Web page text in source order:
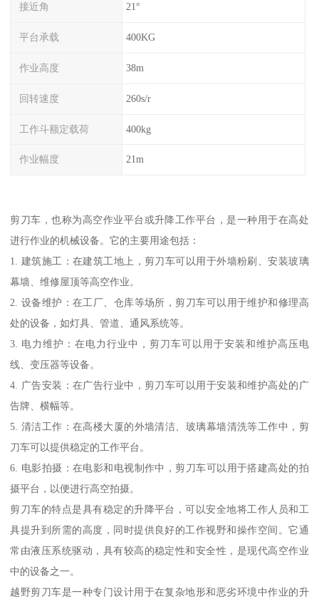
接近角 21°
平台承载 400KG
作业高度 38m
回转速度 260s/r
工作斗额定载荷 400kg
作业幅度 21m
剪刀车，也称为高空作业平台或升降工作平台，是一种用于在高处
进行作业的机械设备。它的主要用途包括：
1. 建筑施工：在建筑工地上，剪刀车可以用于外墙粉刷、安装玻璃
幕墙、维修屋顶等高空作业。
2. 设备维护：在工厂、仓库等场所，剪刀车可以用于维护和修理高
处的设备，如灯具、管道、通风系统等。
3. 电力维护：在电力行业中，剪刀车可以用于安装和维护高压电
线、变压器等设备。
4. 广告安装：在广告行业中，剪刀车可以用于安装和维护高处的广
告牌、横幅等。
5. 清洁工作：在高楼大厦的外墙清洁、玻璃幕墙清洗等工作中，剪
刀车可以提供稳定的工作平台。
6. 电影拍摄：在电影和电视制作中，剪刀车可以用于搭建高处的拍
摄平台，以便进行高空拍摄。
剪刀车的特点是具有稳定的升降平台，可以安全地将工作人员和工
具提升到所需的高度，同时提供良好的工作视野和操作空间。它通
常由液压系统驱动，具有较高的稳定性和安全性，是现代高空作业
中的设备之一。
越野剪刀车是一种专门设计用于在复杂地形和恶劣环境中作业的升